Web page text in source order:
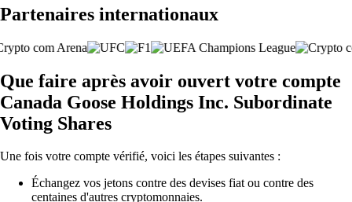
Partenaires internationaux
Que faire après avoir ouvert votre compte
Canada Goose Holdings Inc. Subordinate
Voting Shares
Une fois votre compte vérifié, voici les étapes suivantes :
Échangez vos jetons contre des devises fiat ou contre des
centaines d'autres cryptomonnaies.